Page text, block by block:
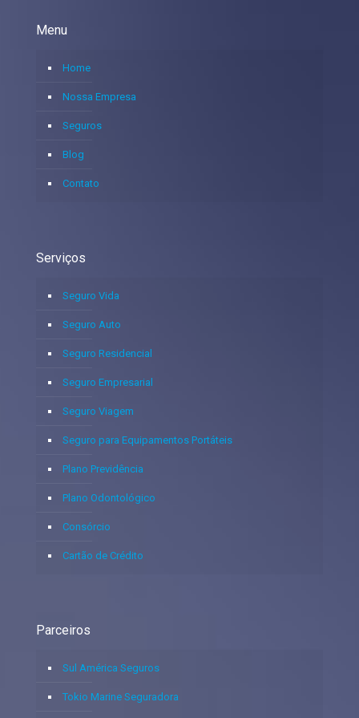
Menu
Home
Nossa Empresa
Seguros
Blog
Contato
Serviços
Seguro Vida
Seguro Auto
Seguro Residencial
Seguro Empresarial
Seguro Viagem
Seguro para Equipamentos Portáteis
Plano Previdência
Plano Odontológico
Consórcio
Cartão de Crédito
Parceiros
Sul América Seguros
Tokio Marine Seguradora